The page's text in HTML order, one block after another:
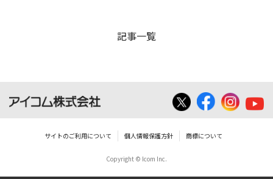
記事一覧
サイトのご利用について 個人情報保護方針 商標について
Copyright © Icom Inc.